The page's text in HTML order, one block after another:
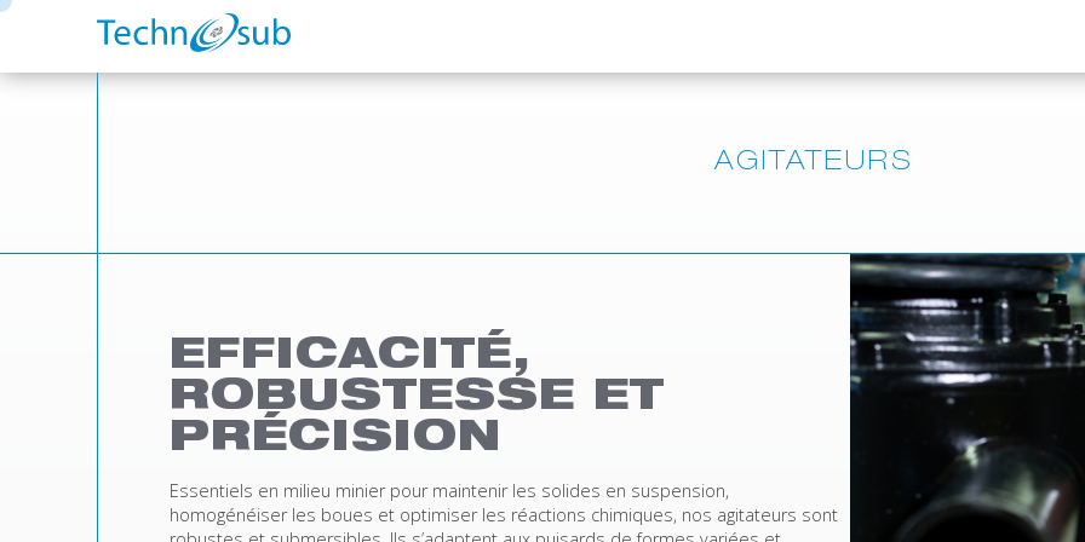
AGITATEURS
EFFICACITÉ,
ROBUSTESSE ET
PRÉCISION
Essentiels en milieu minier pour maintenir les solides en suspension,
homogénéiser les boues et optimiser les réactions chimiques, nos agitateurs sont